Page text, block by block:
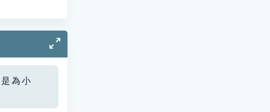
為小